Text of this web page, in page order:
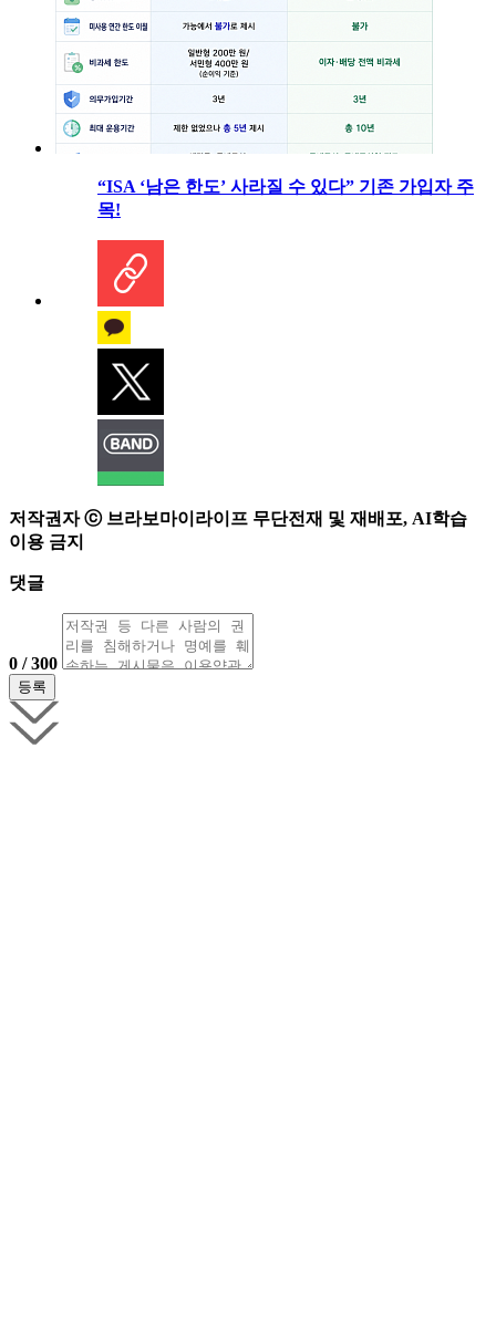
“ISA ‘남은 한도’ 사라질 수 있다” 기존 가입자 주
목!
저작권자 ⓒ 브라보마이라이프 무단전재 및 재배포, AI학습
이용 금지
댓글
0 / 300